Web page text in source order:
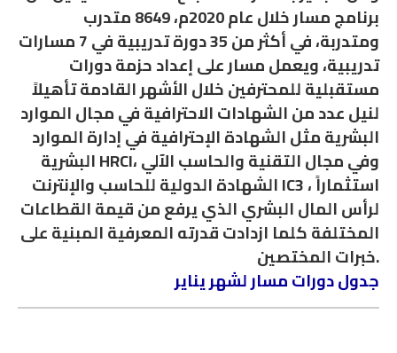
برنامج مسار خلال عام 2020م، 8649 متدرب
ومتدربة، في أكثر من 35 دورة تدريبية في 7 مسارات
تدريبية، ويعمل مسار على إعداد حزمة دورات
مستقبلية للمحترفين خلال الأشهر القادمة تأهيلاً
لنيل عدد من الشهادات الاحترافية في مجال الموارد
البشرية مثل الشهادة الإحترافية في إدارة الموارد
البشرية HRCI، وفي مجال التقنية والحاسب الآلي
الشهادة الدولية للحاسب والإنترنت IC3 ، استثماراً
لرأس المال البشري الذي يرفع من قيمة القطاعات
المختلفة كلما ازدادت قدرته المعرفية المبنية على
خبرات المختصين.
جدول دورات مسار لشهر يناير